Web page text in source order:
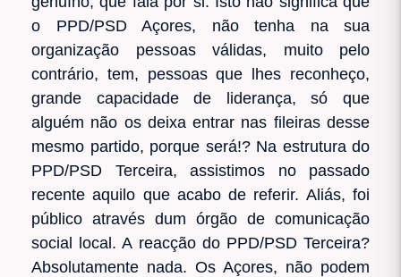
o PPD/PSD Açores, não tenha na sua
organização pessoas válidas, muito pelo
contrário, tem, pessoas que lhes reconheço,
grande capacidade de liderança, só que
alguém não os deixa entrar nas fileiras desse
mesmo partido, porque será!? Na estrutura do
PPD/PSD Terceira, assistimos no passado
recente aquilo que acabo de referir. Aliás, foi
público através dum órgão de comunicação
social local. A reacção do PPD/PSD Terceira?
Absolutamente nada. Os Açores, não podem